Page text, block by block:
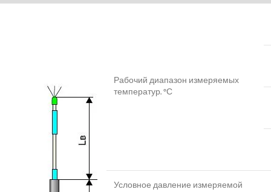
Рабочий диапазон измеряемых
температур. °С
Условное давление измеряемой